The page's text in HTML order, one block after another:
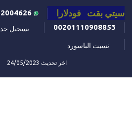
سيتي بقت فودلارا
00201110908853
تسجيل
نسيت الباسورد
اخر تحديث 24/05/2023